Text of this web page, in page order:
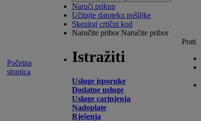
Početna
stranica
Naruči prikup
Učitajte datoteku pošiljke
Skeniraj crtični kod
Naručite priborNaručite pribor
Istražiti
Usluge isporuke
Dodatne usluge
Usluge carinjenja
Nadoplate
Rješenja
Prati